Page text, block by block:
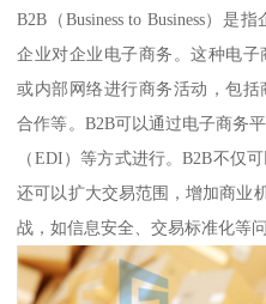
B2B（Business to Business）是
企业对企业电子商务。这种电
或内部网络进行商务活动，包括
合作等。B2B可以通过电子商务
（EDI）等方式进行。B2B不仅
还可以扩大交易范围，增加商业
战，如信息安全、交易标准化等问